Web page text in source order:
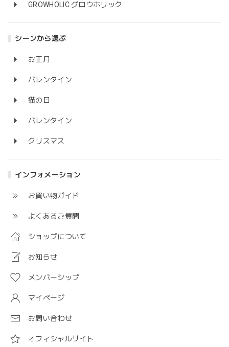
GROWHOLIC グロウホリック
シーンから選ぶ
お正月
バレンタイン
猫の日
バレンタイン
クリスマス
インフォメーション
お買い物ガイド
よくあるご質問
ショップについて
お知らせ
メンバーシップ
マイページ
お問い合わせ
オフィシャルサイト